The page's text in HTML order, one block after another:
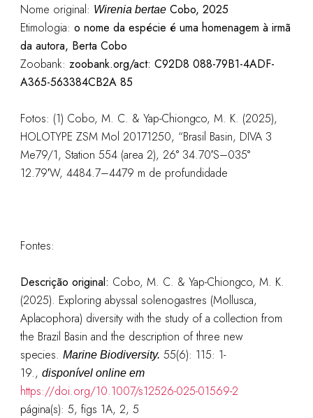
Nome original: Wirenia bertaeCobo, 2025
Etimologia: o nome da espécie é uma homenagem à irmã
da autora, Berta Cobo
Zoobank: zoobank.org/act: C92D8 088-79B1-4ADF-
A365-563384CB2A 85
Fotos: (1) Cobo, M. C. & Yap-Chiongco, M. K. (2025),
HOLOTYPE ZSM Mol 20171250, “Brasil Basin, DIVA 3
Me79/1, Station 554 (area 2), 26° 34.70′S–035°
12.79′W, 4484.7–4479 m de profundidade
Fontes:
Descrição original: Cobo, M. C. & Yap-Chiongco, M. K.
(2025). Exploring abyssal solenogastres (Mollusca,
Aplacophora) diversity with the study of a collection from
the Brazil Basin and the description of three new
species. Marine Biodiversity. 55(6): 115: 1-
19., disponível online em
https://doi.org/10.1007/s12526-025-01569-2
página(s): 5, figs 1A, 2, 5